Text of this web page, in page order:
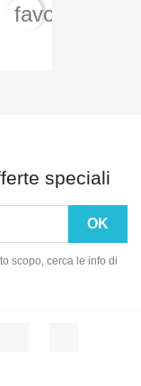
speciali
scopo, cerca le info di